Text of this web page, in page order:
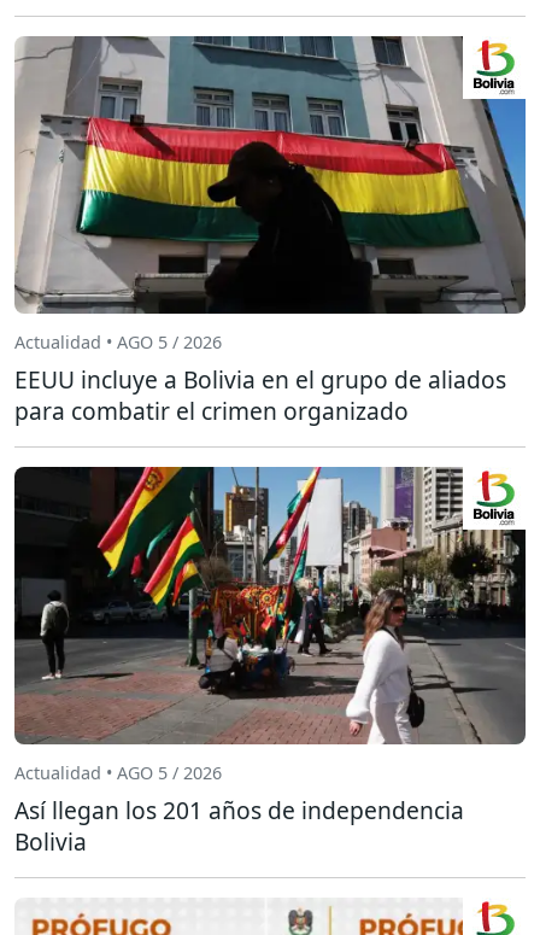
Actualidad • AGO 5 / 2026
EEUU incluye a Bolivia en el grupo de aliados
para combatir el crimen organizado
Actualidad • AGO 5 / 2026
Así llegan los 201 años de independencia
Bolivia